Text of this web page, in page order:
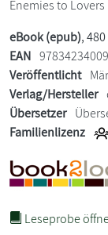
Enemies to Lovers
eBook (epub),
EAN
Veröffentlicht
Verlag/Hersteller
Übersetzer
Familienlizenz
Leseprobe